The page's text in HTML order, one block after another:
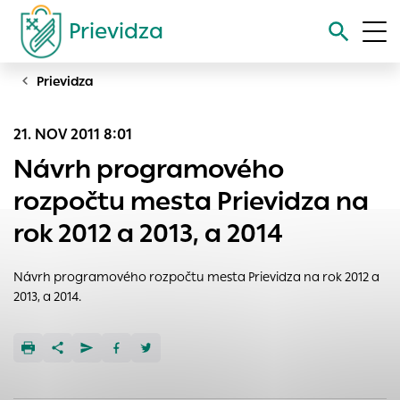
Prievidza
Vyhľadávanie
Prievidza
21. NOV 2011 8:01
Návrh programového
rozpočtu mesta Prievidza na
rok 2012 a 2013, a 2014
Návrh programového rozpočtu mesta Prievidza na rok 2012 a
2013, a 2014.
Nastavenie cookies
Cookies sú malé súbory, do ktorých webové stránky môžu
ukladať informácie o vašej aktivite a preferenciách.
Používajú sa napríklad k tomu, aby si webový prehliadač
zapamätoval Vaše prihlásenie alebo aby sa uložila Vaša
voľba v tomto okne.
Vyberte úroveň cookies, ktorú chcete povoliť
Technické súbory cookie sú pre prevádzku nevyhnutné a